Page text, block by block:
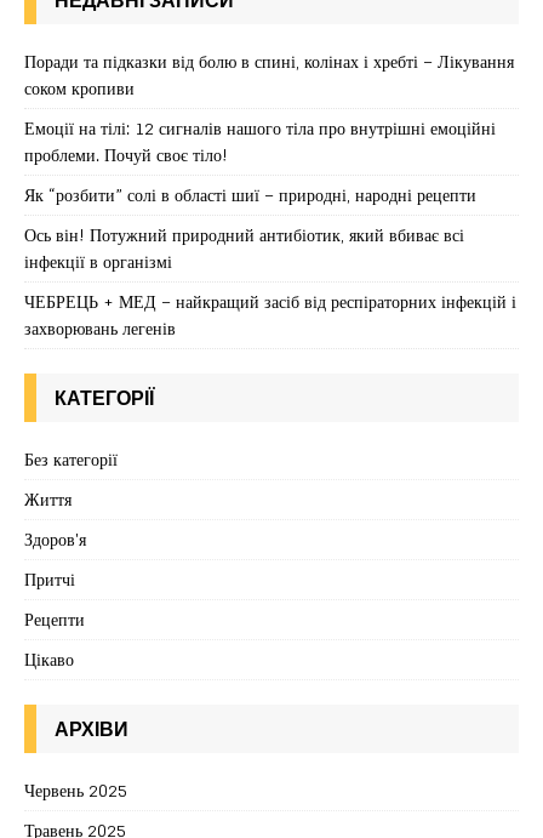
Поради та підказки від болю в спині, колінах і хребті – Лікування
соком кропиви
Емоції на тілі: 12 сигналів нашого тіла про внутрішні емоційні
проблеми. Почуй своє тіло!
Як “розбити” солі в області шиї – природні, народні рецепти
Ось він! Потужний природний антибіотик, який вбиває всі
інфекції в організмі
ЧЕБРЕЦЬ + МЕД – найкращий засіб від респіраторних інфекцій і
захворювань легенів
КАТЕГОРІЇ
Без категорії
Життя
Здоров'я
Притчі
Рецепти
Цікаво
АРХІВИ
Червень 2025
Травень 2025